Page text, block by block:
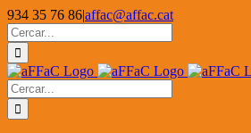
Skip
to
content
934 35 76 86|affac@affac.cat
Facebook
X
YouTube
Cerca
…
Cerca
…